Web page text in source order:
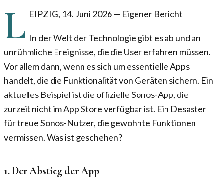
L EIPZIG, 14. Juni 2026— Eigener Bericht
In der Welt der Technologie gibt es ab und an
unrühmliche Ereignisse, die die User erfahren müssen.
Vor allem dann, wenn es sich um essentielle Apps
handelt, die die Funktionalität von Geräten sichern. Ein
aktuelles Beispiel ist die offizielle Sonos-App, die
zurzeit nicht im App Store verfügbar ist. Ein Desaster
für treue Sonos-Nutzer, die gewohnte Funktionen
vermissen. Was ist geschehen?
1. Der Abstieg der App